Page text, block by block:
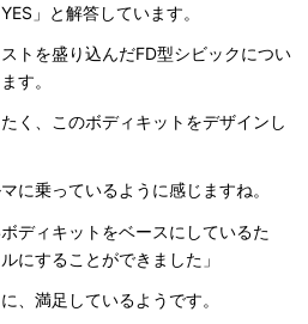
」と解答しています。
トを盛り込んだFD型シビックについ
す。
く、このボディキットをデザインし
に乗っているように感じますね。
ディキットをベースにしているた
にすることができました」
、満足しているようです。